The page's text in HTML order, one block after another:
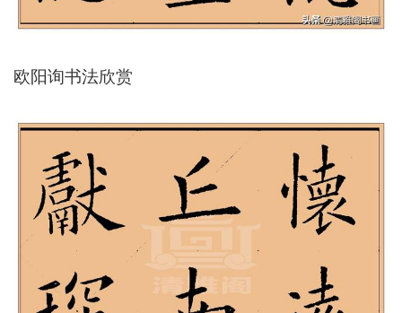
欧阳询书法欣赏